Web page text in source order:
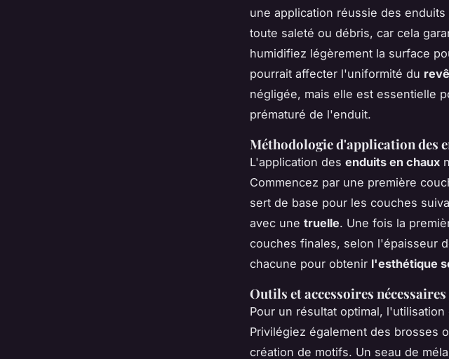
une application réussie des
toute saleté ou débris, car cela
humidifiez légèrement la surface
pourrait affecter l'uniformité du
négligée, mais elle est essentielle
prématuré de l'enduit.
Méthodologie d'application des
L'application des enduits en chaux
Commencez par une première
sert de base pour les couches
avec une truelle. Une fois la
couches finales, selon l'épaisseur
chacune pour obtenir l'esthétique
Outils et accessoires
Pour un résultat optimal, l'utilisation
Privilégiez également des brosses
création de motifs. Un seau de